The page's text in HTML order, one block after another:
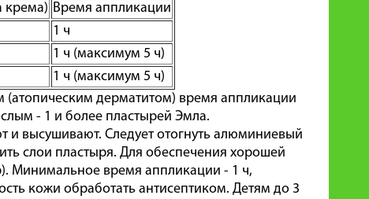
крема) Время аппликации
1 ч
1 ч (максимум 5 ч)
1 ч (максимум 5 ч)
дерматитом) время аппликации
- 1 и более пластырей Эмла.
и высушивают. Следует отогнуть алюминиевый
слои пластыря. Для обеспечения хорошей
Минимальное время аппликации - 1 ч,
кожи обработать антисептиком. Детям до 3